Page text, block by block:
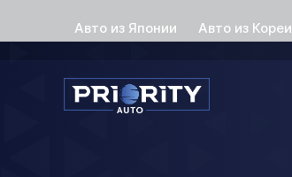
Авто из Японии Авто из Кореи